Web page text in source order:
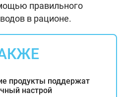
правильного
в рационе.
продукты поддержат
настрой